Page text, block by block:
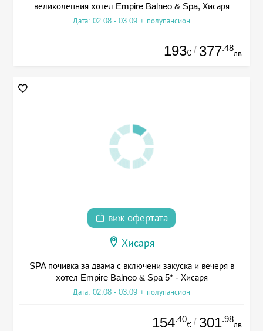
великолепния хотел Empire Balneo & Spa, Хисаря
Дата: 02.08 - 03.09 + полупансион
193€ / 377.48
лв.
виж офертата
Хисаря
SPA почивка за двама с включени закуска и вечеря в
хотел Empire Balneo & Spa 5* - Хисаря
Дата: 02.08 - 03.09 + полупансион
154.40
€ / 301.98
лв.